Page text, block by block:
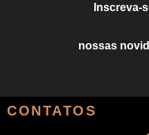
Inscreva-
nossas
CONTATOS